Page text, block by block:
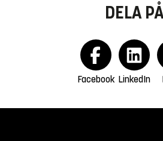
DELA PÅ
Facebook LinkedIn